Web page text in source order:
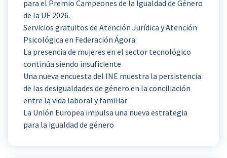
para el Premio Campeones de la Igualdad de Género
de la UE 2026.
Servicios gratuitos de Atención Jurídica y Atención
Psicológica en Federación Ágora
La presencia de mujeres en el sector tecnológico
continúa siendo insuficiente
Una nueva encuesta del INE muestra la persistencia
de las desigualdades de género en la conciliación
entre la vida laboral y familiar
La Unión Europea impulsa una nueva estrategia
para la igualdad de género